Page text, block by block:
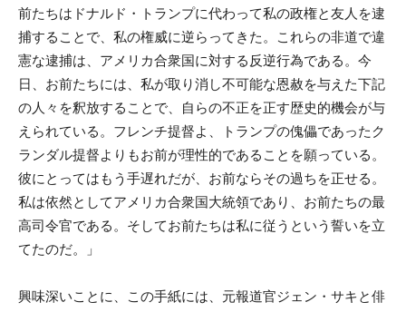
前たちはドナルド・トランプに代わって私の政権と友人を逮
捕することで、私の権威に逆らってきた。これらの非道で違
憲な逮捕は、アメリカ合衆国に対する反逆行為である。今
日、お前たちには、私が取り消し不可能な恩赦を与えた下記
の人々を釈放することで、自らの不正を正す歴史的機会が与
えられている。フレンチ提督よ、トランプの傀儡であったク
ランダル提督よりもお前が理性的であることを願っている。
彼にとってはもう手遅れだが、お前ならその過ちを正せる。
私は依然としてアメリカ合衆国大統領であり、お前たちの最
高司令官である。そしてお前たちは私に従うという誓いを立
てたのだ。」
興味深いことに、この手紙には、元報道官ジェン・サキと俳